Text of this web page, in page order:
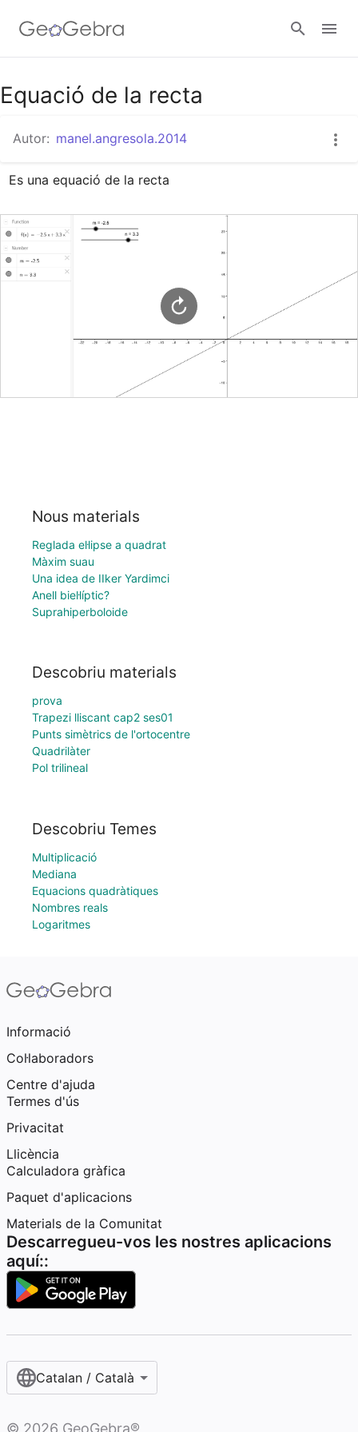
Google Classroom
Aula GeoGebra
Equació de la recta
Autor: manel.angresola.2014
Es una equació de la recta
Nous materials
Reglada el·lipse a quadrat
Màxim suau
Una idea de IIker Yardimci
Anell biel·líptic?
Suprahiperboloide
Descobriu materials
prova
Trapezi lliscant cap2 ses01
Punts simètrics de l'ortocentre
Quadrilàter
Pol trilineal
Descobriu Temes
Multiplicació
Mediana
Equacions quadràtiques
Nombres reals
Logaritmes
Informació
Col·laboradors
Centre d'ajuda
Termes d'ús
Privacitat
Llicència
Calculadora gràfica
Paquet d'aplicacions
Materials de la Comunitat
Descarregueu-vos les nostres aplicacions
aquí::
Catalan / Català
© 2026 GeoGebra®